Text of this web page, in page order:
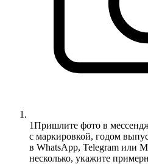
1Пришлите фото в
с маркировкой, годом
в WhatsApp, Telegram или
несколько, укажите